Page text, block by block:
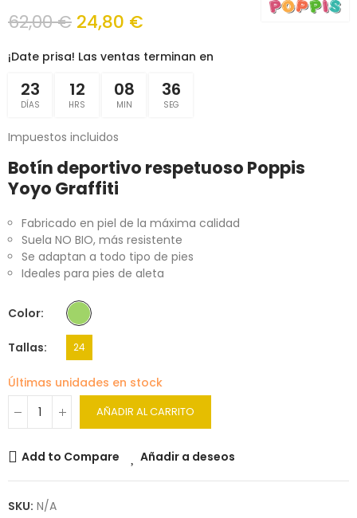
62,00 € 24,80 €
¡Date prisa! Las ventas terminan en
23
DÍAS
12
HRS
08
MIN
36
SEG
Impuestos incluidos
Botín deportivo respetuoso Poppis
Yoyo Graffiti
Fabricado en piel de la máxima calidad
Suela NO BIO, más resistente
Se adaptan a todo tipo de pies
Ideales para pies de aleta
Color
Tallas 24
Últimas unidades en stock
AÑADIR AL CARRITO
Add to Compare Añadir a deseos
SKU: N/A